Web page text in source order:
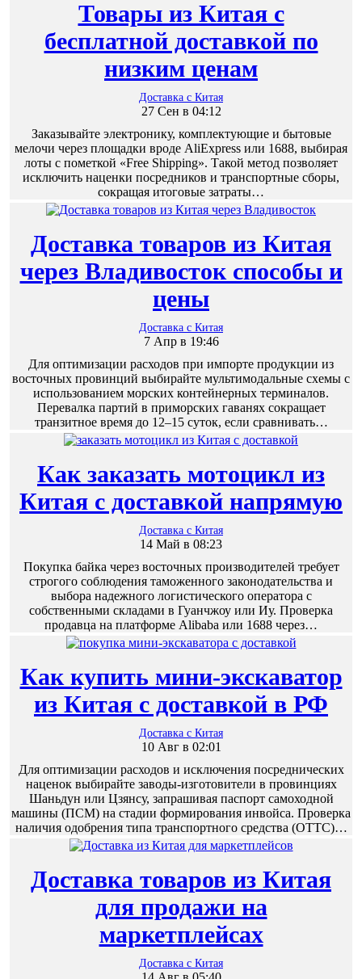
Товары из Китая с
бесплатной доставкой по
низким ценам
Доставка с Китая
27 Сен в 04:12
Заказывайте электронику, комплектующие и бытовые
мелочи через площадки вроде AliExpress или 1688, выбирая
лоты с пометкой «Free Shipping». Такой метод позволяет
исключить наценки посредников и транспортные сборы,
сокращая итоговые затраты…
Доставка товаров из Китая
через Владивосток способы и
цены
Доставка с Китая
7 Апр в 19:46
Для оптимизации расходов при импорте продукции из
восточных провинций выбирайте мультимодальные схемы с
использованием морских контейнерных терминалов.
Перевалка партий в приморских гаванях сокращает
транзитное время до 12–15 суток, если сравнивать…
Как заказать мотоцикл из
Китая с доставкой напрямую
Доставка с Китая
14 Май в 08:23
Покупка байка через восточных производителей требует
строгого соблюдения таможенного законодательства и
выбора надежного логистического оператора с
собственными складами в Гуанчжоу или Иу. Проверка
продавца на платформе Alibaba или 1688 через…
Как купить мини-экскаватор
из Китая с доставкой в РФ
Доставка с Китая
10 Авг в 02:01
Для оптимизации расходов и исключения посреднических
наценок выбирайте заводы-изготовители в провинциях
Шаньдун или Цзянсу, запрашивая паспорт самоходной
машины (ПСМ) на стадии формирования инвойса. Проверка
наличия одобрения типа транспортного средства (ОТТС)…
Доставка товаров из Китая
для продажи на
маркетплейсах
Доставка с Китая